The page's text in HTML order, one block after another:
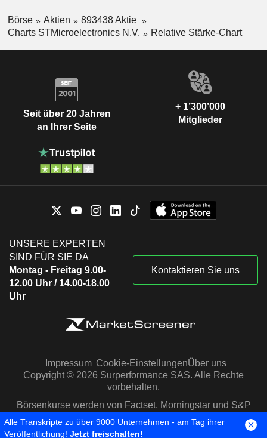
Börse Aktien
893438 Aktie
Charts STMicroelectronics N.V.
Relative Stärke-Chart
Seit über 20 Jahren
an Ihrer Seite
+ 1’300’000
Mitglieder
UNSERE EXPERTEN
SIND FÜR SIE DA
Montag - Freitag 9.00-
12.00 Uhr / 14.00-18.00
Uhr
Kontaktieren Sie uns
Impressum Cookie-EinstellungenÜber uns
Copyright © 2026 Surperformance SAS. Alle Rechte
vorbehalten.
Börsenkurse werden von Factset, Morningstar und S&P
Capital IQ zur Verfügung gestellt
Alle Transkripte zu über 9000 Unternehmen - am Tag ihrer
Veröffentlichung! Jetzt freischalten!